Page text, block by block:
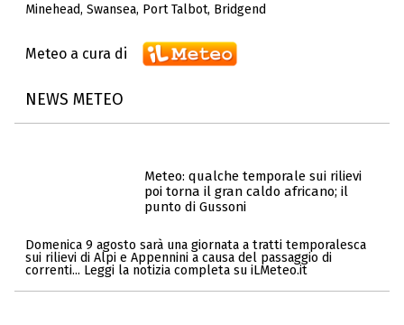
Minehead, Swansea, Port Talbot, Bridgend
Meteo a cura di
NEWS METEO
Meteo: qualche temporale sui rilievi
poi torna il gran caldo africano; il
punto di Gussoni
Domenica 9 agosto sarà una giornata a tratti temporalesca
sui rilievi di Alpi e Appennini a causa del passaggio di
correnti... Leggi la notizia completa su iLMeteo.it